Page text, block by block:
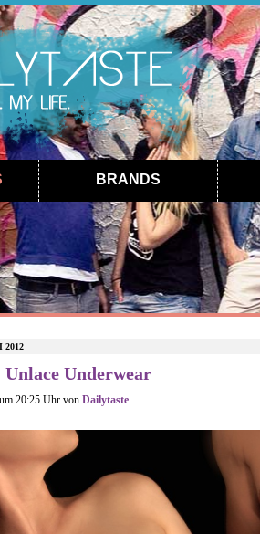
BRANDS
2012
Underwear
20:25 Uhr von Dailytaste